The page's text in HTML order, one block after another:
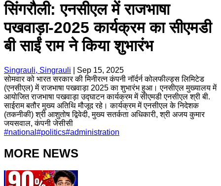
सिंगरौली: एनसीएल में राजभाषा
पखवाड़ा-2025 कार्यक्रम का सीएमडी
बी साईं राम ने किया शुभारंभ
Singrauli, Singrauli
Sep 15, 2025
सोमवार को भारत सरकार की मिनीरत्न कंपनी नॉर्दर्न कोलफील्ड्स लिमिटेड
(एनसीएल) में राजभाषा पखवाड़ा 2025 का शुभारंभ हुआ। एनसीएल मुख्यालय में
आयोजित राजभाषा पखवाड़ा उद्घाटन कार्यक्रम में सीएमडी एनसीएल श्री बी.
साईराम बतौर मुख्य अतिथि मौजूद रहे। कार्यक्रम में एनसीएल के निदेशक
(तकनीकी) श्री आशुतोष द्विवेदी, मुख्य सतर्कता अधिकारी, श्री अजय कुमार
जयसवाल, कंपनी जेसीसी
#national #politics#administration
MORE NEWS